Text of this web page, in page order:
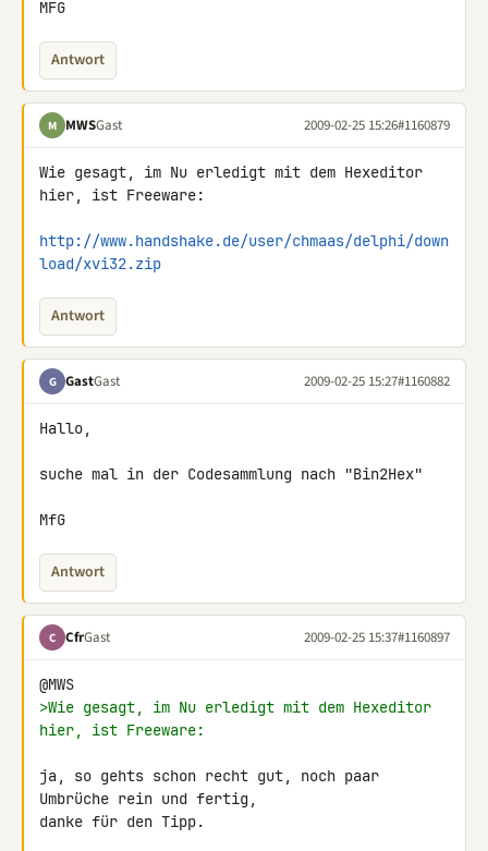
MFG
Antwort
M MWSGast 2009-02-25 15:26#1160879
Wie gesagt, im Nu erledigt mit dem Hexeditor
hier, ist Freeware:
http://www.handshake.de/user/chmaas/delphi/down
load/xvi32.zip
Antwort
G GastGast 2009-02-25 15:27#1160882
Hallo,
suche mal in der Codesammlung nach "Bin2Hex"
MfG
Antwort
C CfrGast 2009-02-25 15:37#1160897
>Wie gesagt, im Nu erledigt mit dem Hexeditor
hier, ist Freeware:
ja, so gehts schon recht gut, noch paar
Umbrüche rein und fertig,
danke für den Tipp.